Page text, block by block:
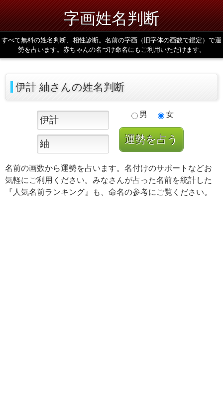
字画姓名判断
すべて無料の姓名判断、相性診断。名前の字画（旧字体の画数で鑑定）で運
勢を占います。赤ちゃんの名づけ命名にもご利用いただけます。
伊計 紬さんの姓名判断
男 女
名前の画数から運勢を占います。名付けのサポートなどお
気軽にご利用ください。みなさんが占った名前を統計した
『人気名前ランキング』も、命名の参考にご覧ください。